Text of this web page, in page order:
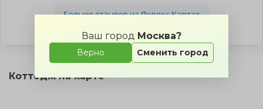
Ваш город Москва?
Верно Сменить город
Солнечный Берег — Яндекс Карты
Коттедж на карте